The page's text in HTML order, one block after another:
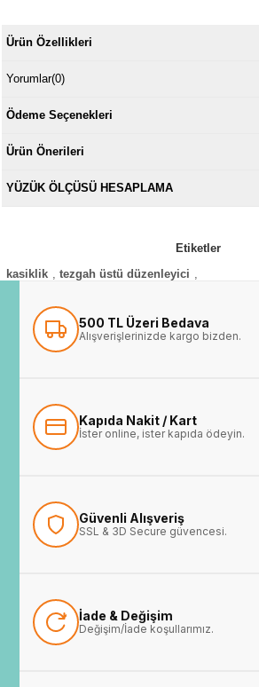
Ürün Özellikleri
Yorumlar(0)
Ödeme Seçenekleri
Ürün Önerileri
YÜZÜK ÖLÇÜSÜ HESAPLAMA
Etiketler
kasiklik
tezgah üstü düzenleyici
500 TL Üzeri Bedava
Alışverişlerinizde kargo bizden.
Kapıda Nakit / Kart
İster online, ister kapıda ödeyin.
Güvenli Alışveriş
SSL & 3D Secure güvencesi.
İade & Değişim
Değişim/İade koşullarımız.